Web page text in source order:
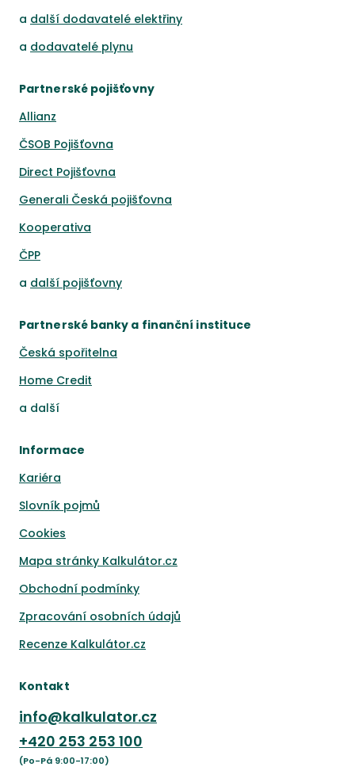
a další dodavatelé elektřiny
a dodavatelé plynu
Partnerské pojišťovny
Allianz
ČSOB Pojišťovna
Direct Pojišťovna
Generali Česká pojišťovna
Kooperativa
ČPP
a další pojišťovny
Partnerské banky a finanční instituce
Česká spořitelna
Home Credit
a další
Informace
Kariéra
Slovník pojmů
Cookies
Mapa stránky Kalkulátor.cz
Obchodní podmínky
Zpracování osobních údajů
Recenze Kalkulátor.cz
Kontakt
info@kalkulator.cz
+420 253 253 100
(Po-Pá 9:00-17:00)